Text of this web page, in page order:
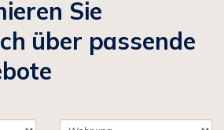
Sie
über passende